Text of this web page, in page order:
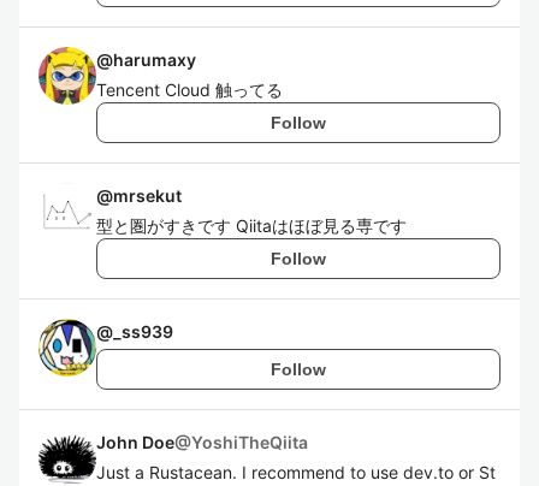
@harumaxy
Tencent Cloud 触ってる
Follow
@mrsekut
型と圏がすきです Qiitaはほぼ見る専です
Follow
@ _ss939
Follow
John Doe@YoshiTheQiita
Just a Rustacean. I recommend to use dev.to or St